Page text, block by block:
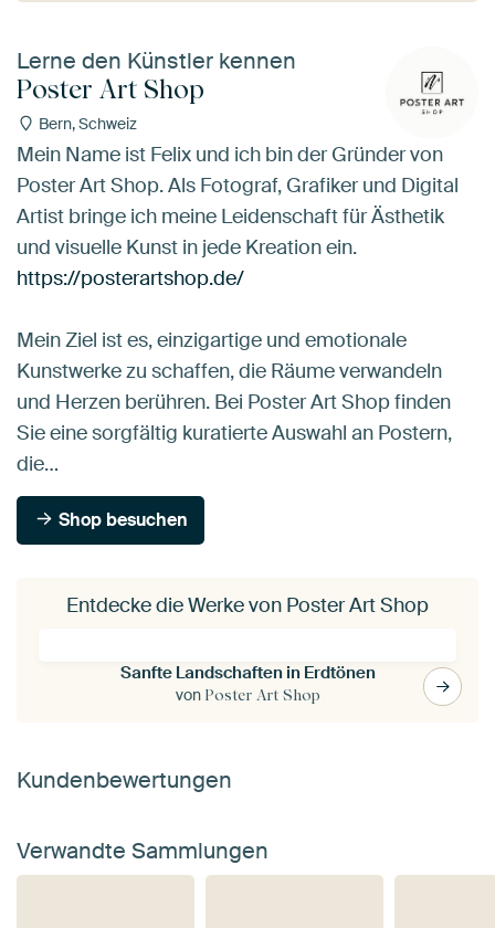
Lerne den Künstler kennen
Poster Art Shop
Bern, Schweiz
Mein Name ist Felix und ich bin der Gründer von
Poster Art Shop. Als Fotograf, Grafiker und Digital
Artist bringe ich meine Leidenschaft für Ästhetik
und visuelle Kunst in jede Kreation ein.
https://posterartshop.de/
Mein Ziel ist es, einzigartige und emotionale
Kunstwerke zu schaffen, die Räume verwandeln
und Herzen berühren. Bei Poster Art Shop finden
Sie eine sorgfältig kuratierte Auswahl an Postern,
die…
Shop besuchen
Entdecke die Werke von Poster Art Shop
Sanfte Landschaften in Erdtönen
von Poster Art Shop
Kundenbewertungen
Verwandte Sammlungen